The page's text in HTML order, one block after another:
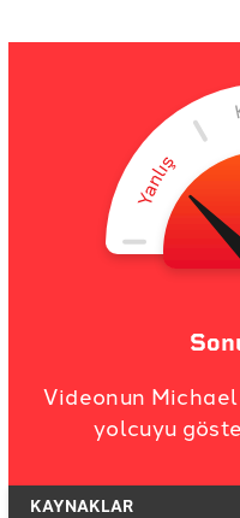
Videonun
yolcuyu
KAYNAKLAR